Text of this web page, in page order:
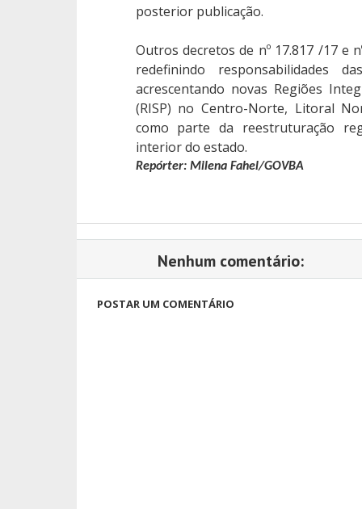
posterior publicação.
Outros decretos de nº 17.817 /17 e
redefinindo responsabilidades
acrescentando novas Regiões
(RISP) no Centro-Norte, Litoral
como parte da reestruturação
interior do estado.
Repórter: Milena Fahel/GOVBA
Nenhum comentário:
POSTAR UM COMENTÁRIO